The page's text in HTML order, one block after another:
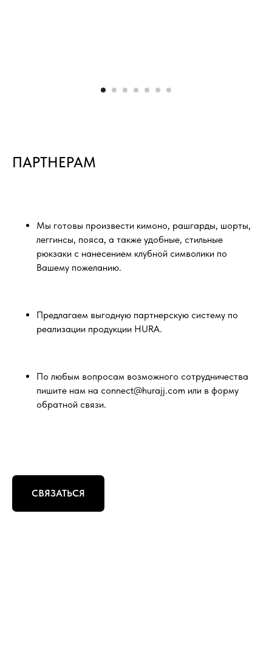
ПАРТНЕРАМ
Мы готовы произвести кимоно, рашгарды, шорты,
леггинсы, пояса, а также удобные, стильные
рюкзаки с нанесением клубной символики по
Вашему пожеланию.
Предлагаем выгодную партнерскую систему по
реализации продукции HURA.
По любым вопросам возможного сотрудничества
пишите нам на connect@hurajj.com или в форму
обратной связи.
СВЯЗАТЬСЯ